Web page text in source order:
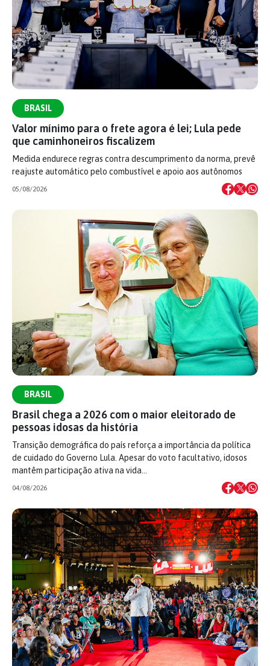
BRASIL
Valor mínimo para o frete agora é lei; Lula pede
que caminhoneiros fiscalizem
Medida endurece regras contra descumprimento da norma, prevê
reajuste automático pelo combustível e apoio aos autônomos
05/08/2026
BRASIL
Brasil chega a 2026 com o maior eleitorado de
pessoas idosas da história
Transição demográfica do país reforça a importância da política
de cuidado do Governo Lula. Apesar do voto facultativo, idosos
mantêm participação ativa na vida…
04/08/2026